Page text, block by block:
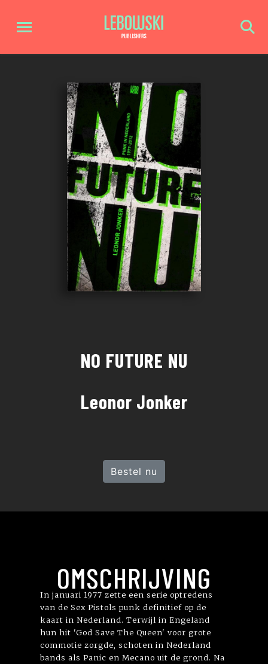
NO FUTURE NU
Leonor Jonker
Bestel nu
OMSCHRIJVING
In januari 1977 zette een serie optredens
van de Sex Pistols punk definitief op de
kaart in Nederland. Terwijl in Engeland
hun hit 'God Save The Queen' voor grote
commotie zorgde, schoten in Nederland
bands als Panic en Mecano uit de grond. Na